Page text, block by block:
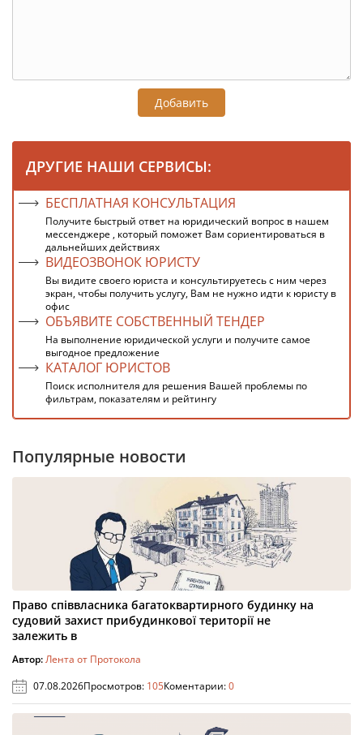
Добавить
ДРУГИЕ НАШИ СЕРВИСЫ:
БЕСПЛАТНАЯ КОНСУЛЬТАЦИЯ
Получите быстрый ответ на юридический вопрос в нашем
мессенджере , который поможет Вам сориентироваться в
дальнейших действиях
ВИДЕОЗВОНОК ЮРИСТУ
Вы видите своего юриста и консультируетесь с ним через
экран, чтобы получить услугу, Вам не нужно идти к юристу в
офис
ОБЪЯВИТЕ СОБСТВЕННЫЙ ТЕНДЕР
На выполнение юридической услуги и получите самое
выгодное предложение
КАТАЛОГ ЮРИСТОВ
Поиск исполнителя для решения Вашей проблемы по
фильтрам, показателям и рейтингу
Популярные новости
Право співвласника багатоквартирного будинку на
судовий захист прибудинкової території не
залежить в
Автор:Лента от Протокола
07.08.2026Просмотров: 105Коментарии:0